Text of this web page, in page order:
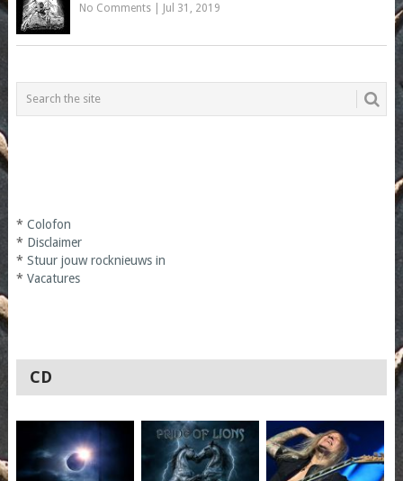
No Comments| Jul 31, 2019
* Colofon
* Disclaimer
* Stuur jouw rocknieuws in
* Vacatures
CD